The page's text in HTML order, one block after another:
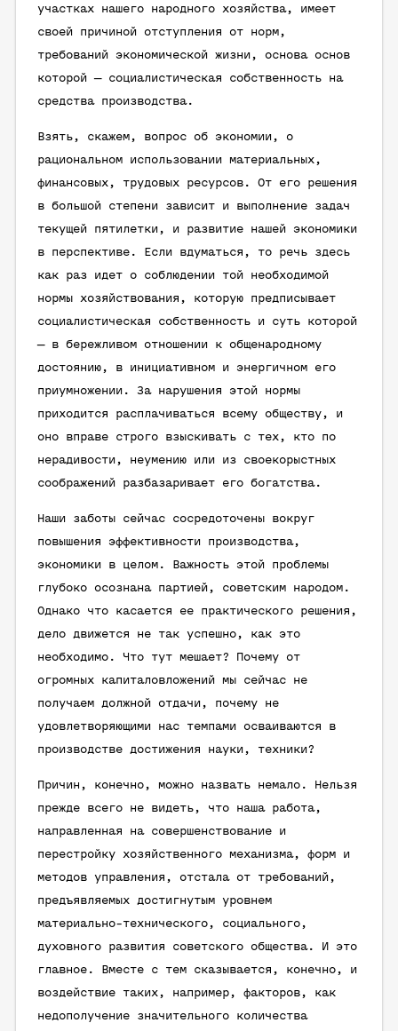
участках нашего народного хозяйства, имеет
своей причиной отступления от норм,
требований экономической жизни, основа основ
которой — социалистическая собственность на
средства производства.
Взять, скажем, вопрос об экономии, о
рациональном использовании материальных,
финансовых, трудовых ресурсов. От его решения
в большой степени зависит и выполнение задач
текущей пятилетки, и развитие нашей экономики
в перспективе. Если вдуматься, то речь здесь
как раз идет о соблюдении той необходимой
нормы хозяйствования, которую предписывает
социалистическая собственность и суть которой
— в бережливом отношении к общенародному
достоянию, в инициативном и энергичном его
приумножении. За нарушения этой нормы
приходится расплачиваться всему обществу, и
оно вправе строго взыскивать с тех, кто по
нерадивости, неумению или из своекорыстных
соображений разбазаривает его богатства.
Наши заботы сейчас сосредоточены вокруг
повышения эффективности производства,
экономики в целом. Важность этой проблемы
глубоко осознана партией, советским народом.
Однако что касается ее практического решения,
дело движется не так успешно, как это
необходимо. Что тут мешает? Почему от
огромных капиталовложений мы сейчас не
получаем должной отдачи, почему не
удовлетворяющими нас темпами осваиваются в
производстве достижения науки, техники?
Причин, конечно, можно назвать немало. Нельзя
прежде всего не видеть, что наша работа,
направленная на совершенствование и
перестройку хозяйственного механизма, форм и
методов управления, отстала от требований,
предъявляемых достигнутым уровнем
материально-технического, социального,
духовного развития советского общества. И это
главное. Вместе с тем сказывается, конечно, и
воздействие таких, например, факторов, как
недополучение значительного количества